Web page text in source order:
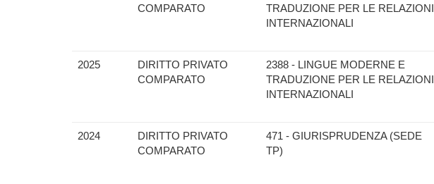
COMPARATO
TRADUZIONE PER LE RELAZIONI
INTERNAZIONALI
2025
DIRITTO PRIVATO
COMPARATO
2388 - LINGUE MODERNE E
TRADUZIONE PER LE RELAZIONI
INTERNAZIONALI
2024
DIRITTO PRIVATO
COMPARATO
471 - GIURISPRUDENZA (SEDE
TP)